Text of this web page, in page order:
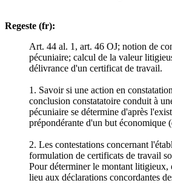
Regeste (fr):
Art. 44 al. 1, art. 46 OJ; notion de
pécuniaire; calcul de la valeur
délivrance d'un certificat de travail.
1. Savoir si une action en
conclusion constatatoire conduit à
pécuniaire se détermine d'après
prépondérante d'un but économique
2. Les contestations concernant
formulation de certificats de travail
Pour déterminer le montant litigieux,
lieu aux déclarations concordantes